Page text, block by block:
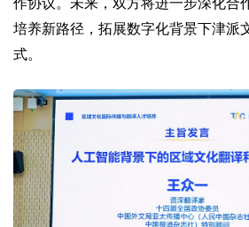
作协议。未来，双方将进一步深化合
培养新路径，拓展数字化背景下津派
式。